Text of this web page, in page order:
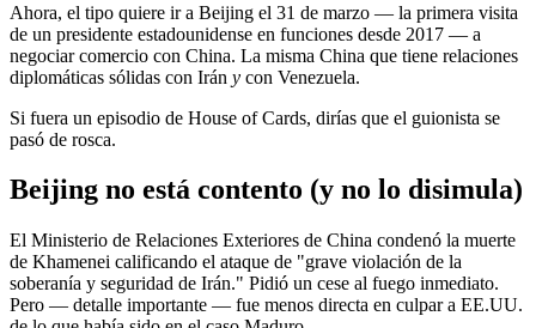
Ahora, el tipo quiere ir a Beijing el 31 de marzo — la primera visita
de un presidente estadounidense en funciones desde 2017 — a
negociar comercio con China. La misma China que tiene relaciones
diplomáticas sólidas con Irán y con Venezuela.
Si fuera un episodio de House of Cards, dirías que el guionista se
pasó de rosca.
Beijing no está contento (y no lo disimula)
El Ministerio de Relaciones Exteriores de China condenó la muerte
de Khamenei calificando el ataque de "grave violación de la
soberanía y seguridad de Irán." Pidió un cese al fuego inmediato.
Pero — detalle importante — fue menos directa en culpar a EE.UU.